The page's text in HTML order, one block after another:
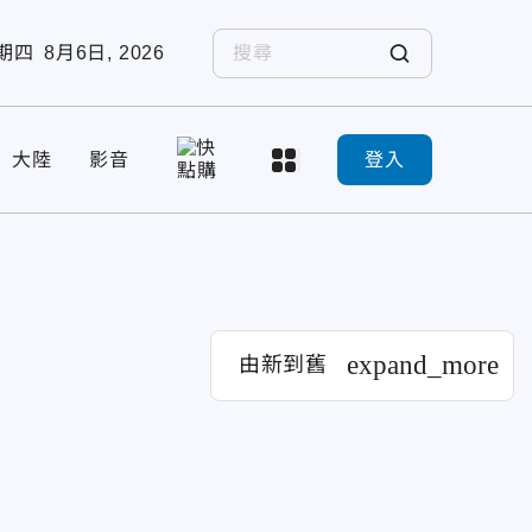
四 8月6日, 2026
大陸 影音 登入
由新到舊 expand_more